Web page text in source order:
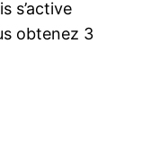
s’active
obtenez 3